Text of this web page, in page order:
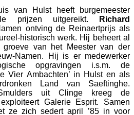
van Hulst heeft burgemeester
prijzen uitgereikt.
Richard
ontving de Reinaertprijs als
historisch werk. Hij beheert al
van het Meester van der
Namen. Hij is er medewerker
opgravingen i.s.m. de
Vier Ambachten’ in Hulst en als
Land van Saeftinghe.
uit Clinge kreeg de
Galerie Esprit. Samen
ze zich sedert april ’85 in voor